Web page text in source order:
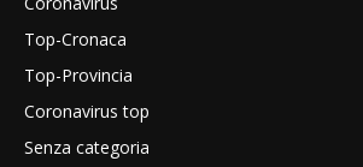
Top-Cronaca
Top-Provincia
Coronavirus top
Senza categoria